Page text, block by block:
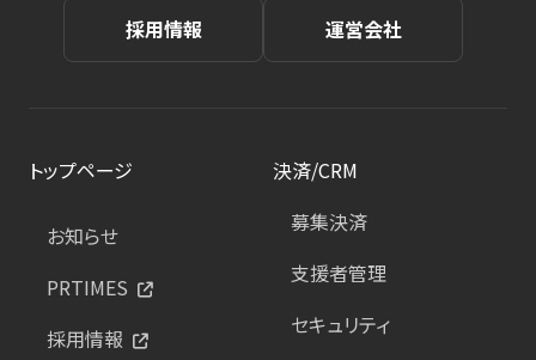
採用情報 運営会社
トップページ
お知らせ
PRTIMES
採用情報
決済/CRM
募集決済
支援者管理
セキュリティ